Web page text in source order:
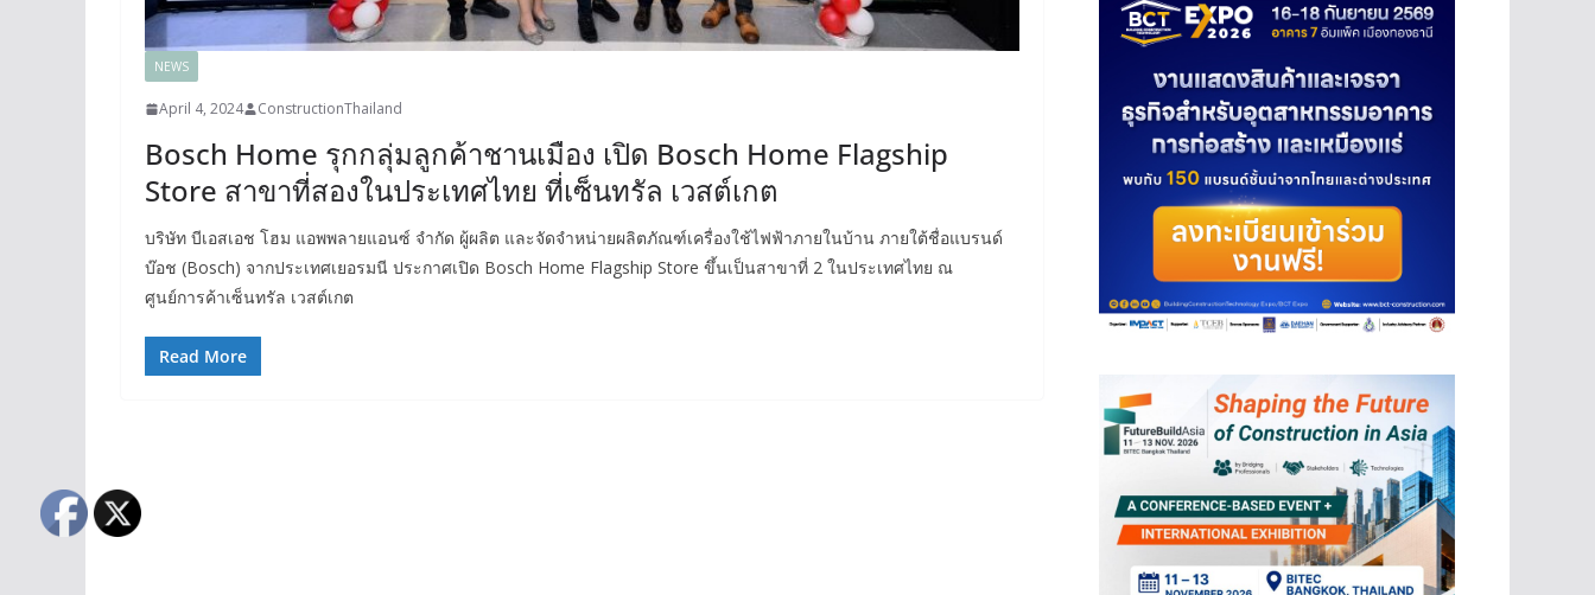
NEWS
April 4, 2024 ConstructionThailand
Bosch Home รุกกลุ่มลูกค้าชานเมือง เปิด Bosch Home Flagship
Store สาขาที่สองในประเทศไทย ที่เซ็นทรัล เวสต์เกต
บริษัท บีเอสเอช โฮม แอพพลายแอนซ์ จำกัด ผู้ผลิต และจัดจำหน่ายผลิตภัณฑ์เครื่องใช้ไฟฟ้าภายในบ้าน ภายใต้ชื่อแบรนด์
บ๊อช (Bosch) จากประเทศเยอรมนี ประกาศเปิด Bosch Home Flagship Store ขึ้นเป็นสาขาที่ 2 ในประเทศไทย ณ
ศูนย์การค้าเซ็นทรัล เวสต์เกต
Read More